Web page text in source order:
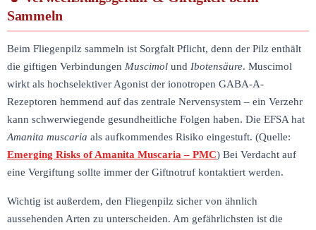
Sammeln
Beim Fliegenpilz sammeln ist Sorgfalt Pflicht, denn der Pilz enthält
die giftigen Verbindungen Muscimol und Ibotensäure. Muscimol
wirkt als hochselektiver Agonist der ionotropen GABA-A-
Rezeptoren hemmend auf das zentrale Nervensystem – ein Verzehr
kann schwerwiegende gesundheitliche Folgen haben. Die EFSA hat
Amanita muscaria als aufkommendes Risiko eingestuft. (Quelle:
Emerging Risks of Amanita Muscaria – PMC) Bei Verdacht auf
eine Vergiftung sollte immer der Giftnotruf kontaktiert werden.
Wichtig ist außerdem, den Fliegenpilz sicher von ähnlich
aussehenden Arten zu unterscheiden. Am gefährlichsten ist die